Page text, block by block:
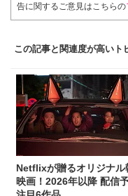
告に関するご意見はこちらの
この記事と関連度が高いト
Netflixが贈るオリジナル
映画！2026年以降 配信